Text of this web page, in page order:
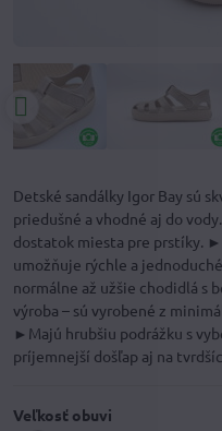
Detské sandálky Igor Bay sú
priedušné a vhodné aj do
dostatok miesta pre prstíky.
umožňuje rýchle a
normálne až užšie chodidlá s
výroba – sú vyrobené z
►Majú hrubšiu podrážku s
príjemnejší došľap aj na
Veľkosť obuvi